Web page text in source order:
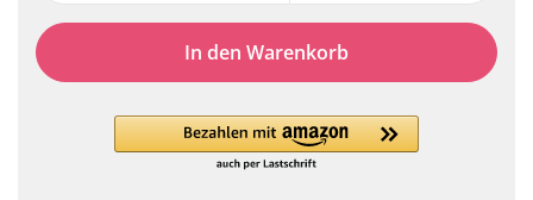
In den Warenkorb